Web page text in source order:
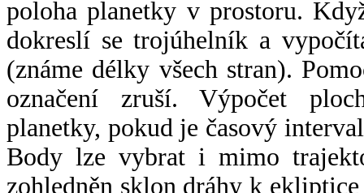
poloha planetky v prostoru.
dokreslí se trojúhelník a
(známe délky všech stran).
označení zruší. Výpočet
planetky, pokud je časový
Body lze vybrat i mimo
zohledněn sklon dráhy k